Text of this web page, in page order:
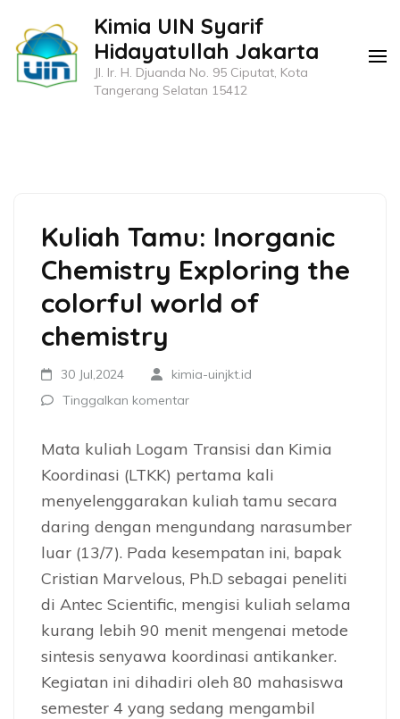
konten
(Tekan
Kimia UIN Syarif
Hidayatullah Jakarta
Jl. Ir. H. Djuanda No. 95 Ciputat, Kota
Tangerang Selatan 15412
Kuliah Tamu: Inorganic
Chemistry Exploring the
colorful world of
chemistry
30 Jul,2024
kimia-uinjkt.id
Tinggalkan komentar
Mata kuliah Logam Transisi dan Kimia
Koordinasi (LTKK) pertama kali
menyelenggarakan kuliah tamu secara
daring dengan mengundang narasumber
luar (13/7). Pada kesempatan ini, bapak
Cristian Marvelous, Ph.D sebagai peneliti
di Antec Scientific, mengisi kuliah selama
kurang lebih 90 menit mengenai metode
sintesis senyawa koordinasi antikanker.
Kegiatan ini dihadiri oleh 80 mahasiswa
semester 4 yang sedang mengambil